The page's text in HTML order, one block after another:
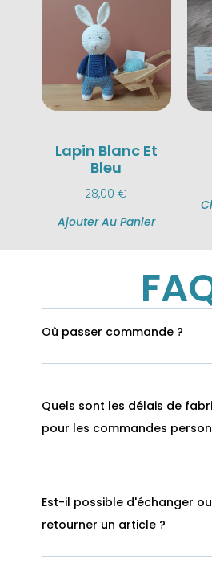
Lapin Blanc Et
Bleu
28,00€
Ajouter Au Panier
Où passer commande ?
Quels sont les délais de
pour les commandes
Est-il possible d'échanger
retourner un article ?